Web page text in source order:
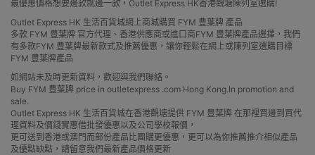
最優惠價格想要邊款就邊一款，Outlet Express HK香港觀塘陳列室選購!
Outlet Express HK 生活百貨城網上商城購買 FYM 豊葉牌 產品
多款 FYM 豊葉牌 官方代理、香港供應商或進口商FYM 豊葉牌產品選擇，我們
有多款FYM 豊葉牌最新款式及推薦優惠，讓你輕鬆在網上或陳列室選購目標
FYM 豊葉牌產品
如網站未及時更新資料，歡迎與我們聯絡。
Buy FYM 豊葉牌 price in outletexpress .com Hong Kong.In promotion and
sale.
Outlet Express HK 生活百貨城在香港觀塘提供 FYM 豊葉牌 在那裡買邊到買代
理資料及價錢實惠借批發優惠以及公司學校報價，
更可送到香港或澳門而部份產品比團購更優惠，更可以為你推薦推介相似產品
及優點缺點，請留意我們最新產品價格更新